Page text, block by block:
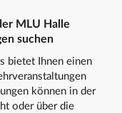
MLU Halle
suchen
bietet Ihnen einen
können in der
oder über die